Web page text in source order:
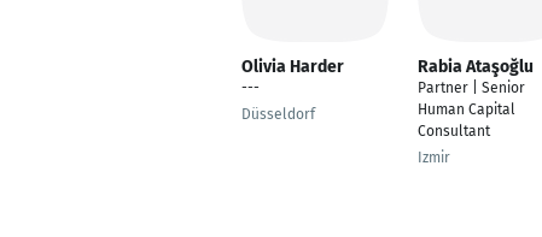
Olivia Harder
---
Düsseldorf
Rabia Ataşoğlu
Partner | Senior
Human Capital
Consultant
Izmir